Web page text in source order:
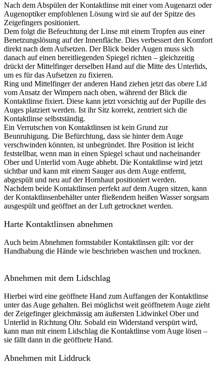
Nach dem Abspülen der Kontaktlinse mit einer vom Augenarzt oder
Augenoptiker empfohlenen Lösung wird sie auf der Spitze des
Zeigefingers positioniert.
Dem folgt die Befeuchtung der Linse mit einem Tropfen aus einer
Benetzungslösung auf der Innenfläche. Dies verbessert den Komfort
direkt nach dem Aufsetzen. Der Blick beider Augen muss sich
danach auf einen bereitliegenden Spiegel richten – gleichzeitig
drückt der Mittelfinger derselben Hand auf die Mitte des Unterlids,
um es für das Aufsetzen zu fixieren.
Ring­ und Mittelfinger der anderen Hand ziehen jetzt das obere Lid
vom Ansatz der Wimpern nach oben, während der Blick die
Kontaktlinse fixiert. Diese kann jetzt vorsichtig auf der Pupille des
Auges platziert werden. Ist ihr Sitz korrekt, zentriert sich die
Kontaktlinse selbstständig.
Ein Verrutschen von Kontaktlinsen ist kein Grund zur
Beunruhigung. Die Befürchtung, dass sie hinter dem Auge
verschwinden könnten, ist unbegründet. Ihre Position ist leicht
feststellbar, wenn man in einen Spiegel schaut und nacheinander
Ober­ und Unterlid vom Auge abhebt. Die Kontaktlinse wird jetzt
sichtbar und kann mit einem Sauger aus dem Auge entfernt,
abgespült und neu auf der Hornhaut positioniert werden.
Nachdem beide Kontaktlinsen perfekt auf dem Augen sitzen, kann
der Kontaktlinsenbehälter unter fließendem heißen Wasser sorgsam
ausgespült und geöffnet an der Luft getrocknet werden.
Harte Kontaktlinsen abnehmen
Auch beim Abnehmen formstabiler Kontaktlinsen gilt: vor der
Handhabung die Hände wie beschrieben waschen und trocknen.
Abnehmen mit dem Lidschlag
Hierbei wird eine geöffnete Hand zum Auffangen der Kontaktlinse
unter das Auge gehalten. Bei möglichst weit geöffnetem Auge zieht
der Zeigefinger gleichmässig am äußersten Lidwinkel Ober­ und
Unterlid in Richtung Ohr. Sobald ein Widerstand verspürt wird,
kann man mit einem Lidschlag die Kontaktlinse vom Auge lösen –
sie fällt dann in die geöffnete Hand.
Abnehmen mit Liddruck